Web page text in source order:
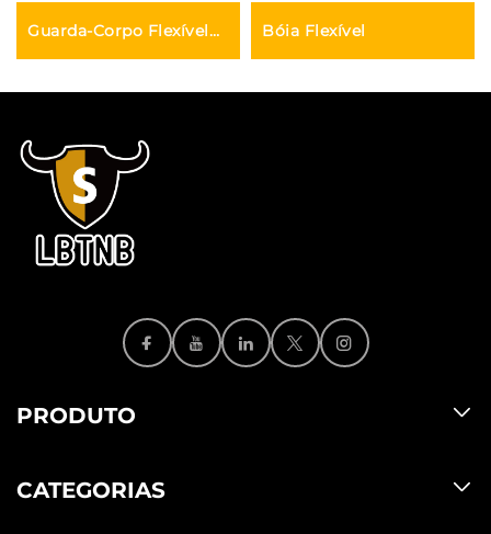
Guarda-Corpo Flexível
Bóia Flexível
PRODUTO
CATEGORIAS